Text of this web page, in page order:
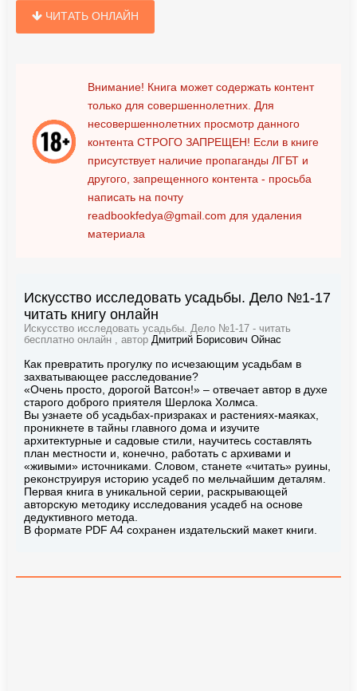
ЧИТАТЬ ОНЛАЙН
Внимание! Книга может содержать контент
только для совершеннолетних. Для
несовершеннолетних просмотр данного
контента СТРОГО ЗАПРЕЩЕН! Если в книге
присутствует наличие пропаганды ЛГБТ и
другого, запрещенного контента - просьба
написать на почту
readbookfedya@gmail.com для удаления
материала
Искусство исследовать усадьбы. Дело №1-17
читать книгу онлайн
Искусство исследовать усадьбы. Дело №1-17 - читать
бесплатно онлайн , автор Дмитрий Борисович Ойнас
Как превратить прогулку по исчезающим усадьбам в
захватывающее расследование?
«Очень просто, дорогой Ватсон!» – отвечает автор в духе
старого доброго приятеля Шерлока Холмса.
Вы узнаете об усадьбах-призраках и растениях-маяках,
проникнете в тайны главного дома и изучите
архитектурные и садовые стили, научитесь составлять
план местности и, конечно, работать с архивами и
«живыми» источниками. Словом, станете «читать» руины,
реконструируя историю усадеб по мельчайшим деталям.
Первая книга в уникальной серии, раскрывающей
авторскую методику исследования усадеб на основе
дедуктивного метода.
В формате PDF A4 сохранен издательский макет книги.